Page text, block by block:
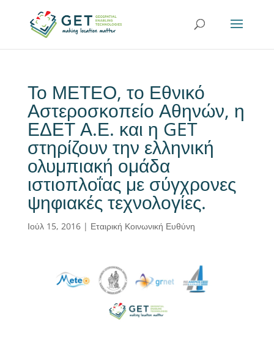
Το ΜΕΤΕΟ, το Εθνικό
Αστεροσκοπείο Αθηνών, η
ΕΔΕΤ Α.Ε. και η GET
στηρίζουν την ελληνική
ολυμπιακή ομάδα
ιστιοπλοΐας με σύγχρονες
ψηφιακές τεχνολογίες.
Ιούλ 15, 2016| Εταιρική Κοινωνική Ευθύνη